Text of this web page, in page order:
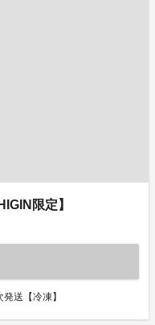
限定】
送【冷凍】